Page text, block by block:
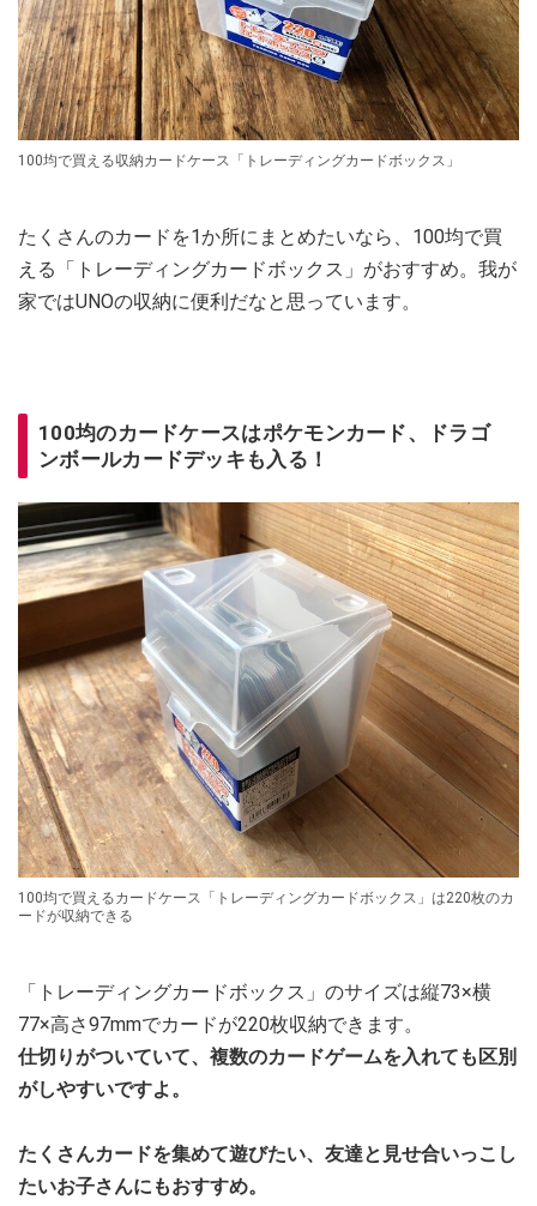
100均で買える収納カードケース「トレーディングカードボックス」
たくさんのカードを1か所にまとめたいなら、100均で買
える「トレーディングカードボックス」がおすすめ。我が
家ではUNOの収納に便利だなと思っています。
100均のカードケースはポケモンカード、ドラゴ
ンボールカードデッキも入る！
100均で買えるカードケース「トレーディングカードボックス」は220枚のカ
ードが収納できる
「トレーディングカードボックス」のサイズは縦73×横
77×高さ97mmでカードが220枚収納できます。
仕切りがついていて、複数のカードゲームを入れても区別
がしやすいですよ。
たくさんカードを集めて遊びたい、友達と見せ合いっこし
たいお子さんにもおすすめ。